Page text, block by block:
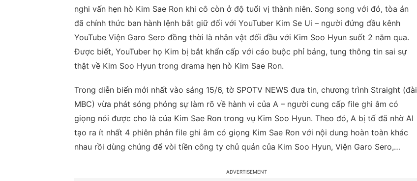
nghi vấn hẹn hò Kim Sae Ron khi cô còn ở độ tuổi vị thành niên. Song song với đó, tòa án
đã chính thức ban hành lệnh bắt giữ đối với YouTuber Kim Se Ui – người đứng đầu kênh
YouTube Viện Garo Sero đồng thời là nhân vật đối đầu với Kim Soo Hyun suốt 2 năm qua.
Được biết, YouTuber họ Kim bị bắt khẩn cấp với cáo buộc phỉ báng, tung thông tin sai sự
thật về Kim Soo Hyun trong drama hẹn hò Kim Sae Ron.
Trong diễn biến mới nhất vào sáng 15/6, tờ SPOTV NEWS đưa tin, chương trình Straight (đài
MBC) vừa phát sóng phóng sự làm rõ về hành vi của A – người cung cấp file ghi âm có
giọng nói được cho là của Kim Sae Ron trong vụ Kim Soo Hyun. Theo đó, A bị tố đã nhờ AI
tạo ra ít nhất 4 phiên phản file ghi âm có giọng Kim Sae Ron với nội dung hoàn toàn khác
nhau rồi dùng chúng để vòi tiền công ty chủ quản của Kim Soo Hyun, Viện Garo Sero,…